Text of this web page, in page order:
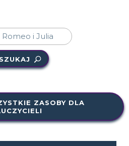
SZUKAJ
ZASOBY DLA